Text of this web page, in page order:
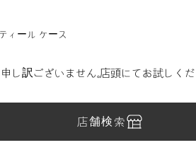
ィール ケース
申し訳ございません。店頭にてお試しくだ
店舗検索